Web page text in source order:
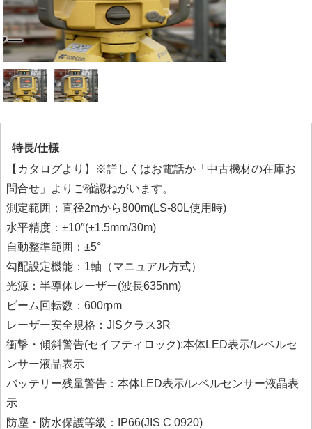
特長/仕様
【カタログより】※詳しくはお電話か「中古機材の在庫お
問合せ」よりご確認ねがいます。
測定範囲：直径2mから800m(LS-80L使用時)
水平精度：±10″(±1.5mm/30m)
自動整準範囲：±5°
勾配設定機能：1軸（マニュアル方式）
光源：半導体レーザー(波長635nm)
ビーム回転数：600rpm
レーザー安全規格：JISクラス3R
衝撃・傾斜警告(セイフティロック):本体LED表示/レベルセ
ンサー液晶表示
バッテリー残量警告：本体LED表示/レベルセンサー液晶表
示
防塵・防水保護等級：IP66(JIS C 0920)